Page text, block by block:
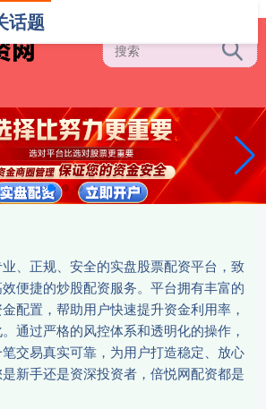
、正规、安全的实盘股票配资平台，致
便捷的炒股配资服务。平台拥有丰富的
配置，帮助用户快速提升资金利用率，
通过严格的风控体系和透明化的操作，
交易真实可靠，为用户打造稳定、放心
新手还是资深投资者，倍悦网配资都是
话题